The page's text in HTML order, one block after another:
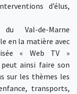
d’élus,
Val-de-Marne
en la matière avec
« Web TV »
ainsi faire son
sur les thèmes les
transports,